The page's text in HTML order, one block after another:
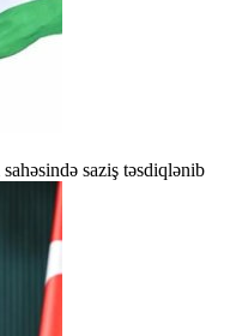
saziş təsdiqlənib